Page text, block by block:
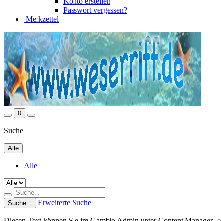
Passwort vergessen?
Merkzettel
0
Suche
Alle
Alle
Suche... Erweiterte Suche